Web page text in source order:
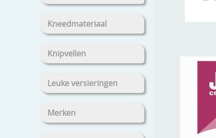
Kneedmateriaal
Knipvellen
Leuke versieringen
Merken